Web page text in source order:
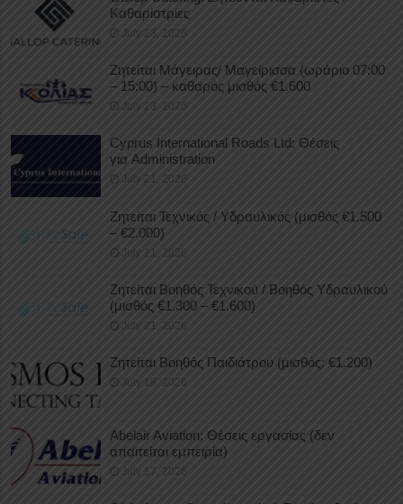
Καθαρίστριες
July 23, 2026
Ζητείται Μάγειρας/ Μαγείρισσα (ωράριο 07:00
– 15:00) – καθαρός μισθός €1.600
July 23, 2026
Cyprus International Roads Ltd: Θέσεις
για Administration
July 21, 2026
Ζητείται Τεχνικός / Υδραυλικός (μισθός €1.500
– €2.000)
July 21, 2026
Ζητείται Βοηθός Τεχνικού / Βοηθός Υδραυλικού
(μισθός €1.300 – €1.600)
July 21, 2026
Ζητείται Βοηθός Παιδιάτρου (μισθός: €1.200)
July 18, 2026
Abelair Aviation: Θέσεις εργασίας (δεν
απαιτείται εμπειρία)
July 17, 2026